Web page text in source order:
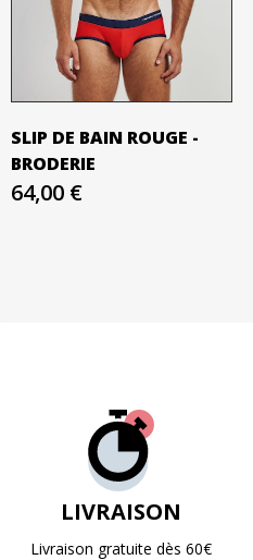
SLIP DE BAIN ROUGE -
BRODERIE
64,00 €
LIVRAISON
Livraison gratuite dès 60€